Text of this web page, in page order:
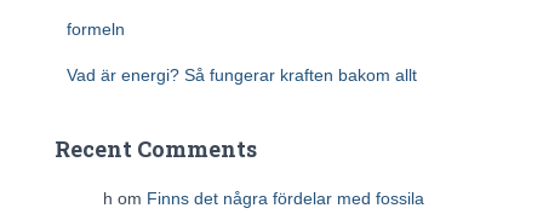
formeln
Vad är energi? Så fungerar kraften bakom allt
Recent Comments
h om Finns det några fördelar med fossila